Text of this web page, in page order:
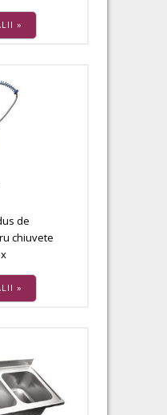
»
de
chiuvete
»